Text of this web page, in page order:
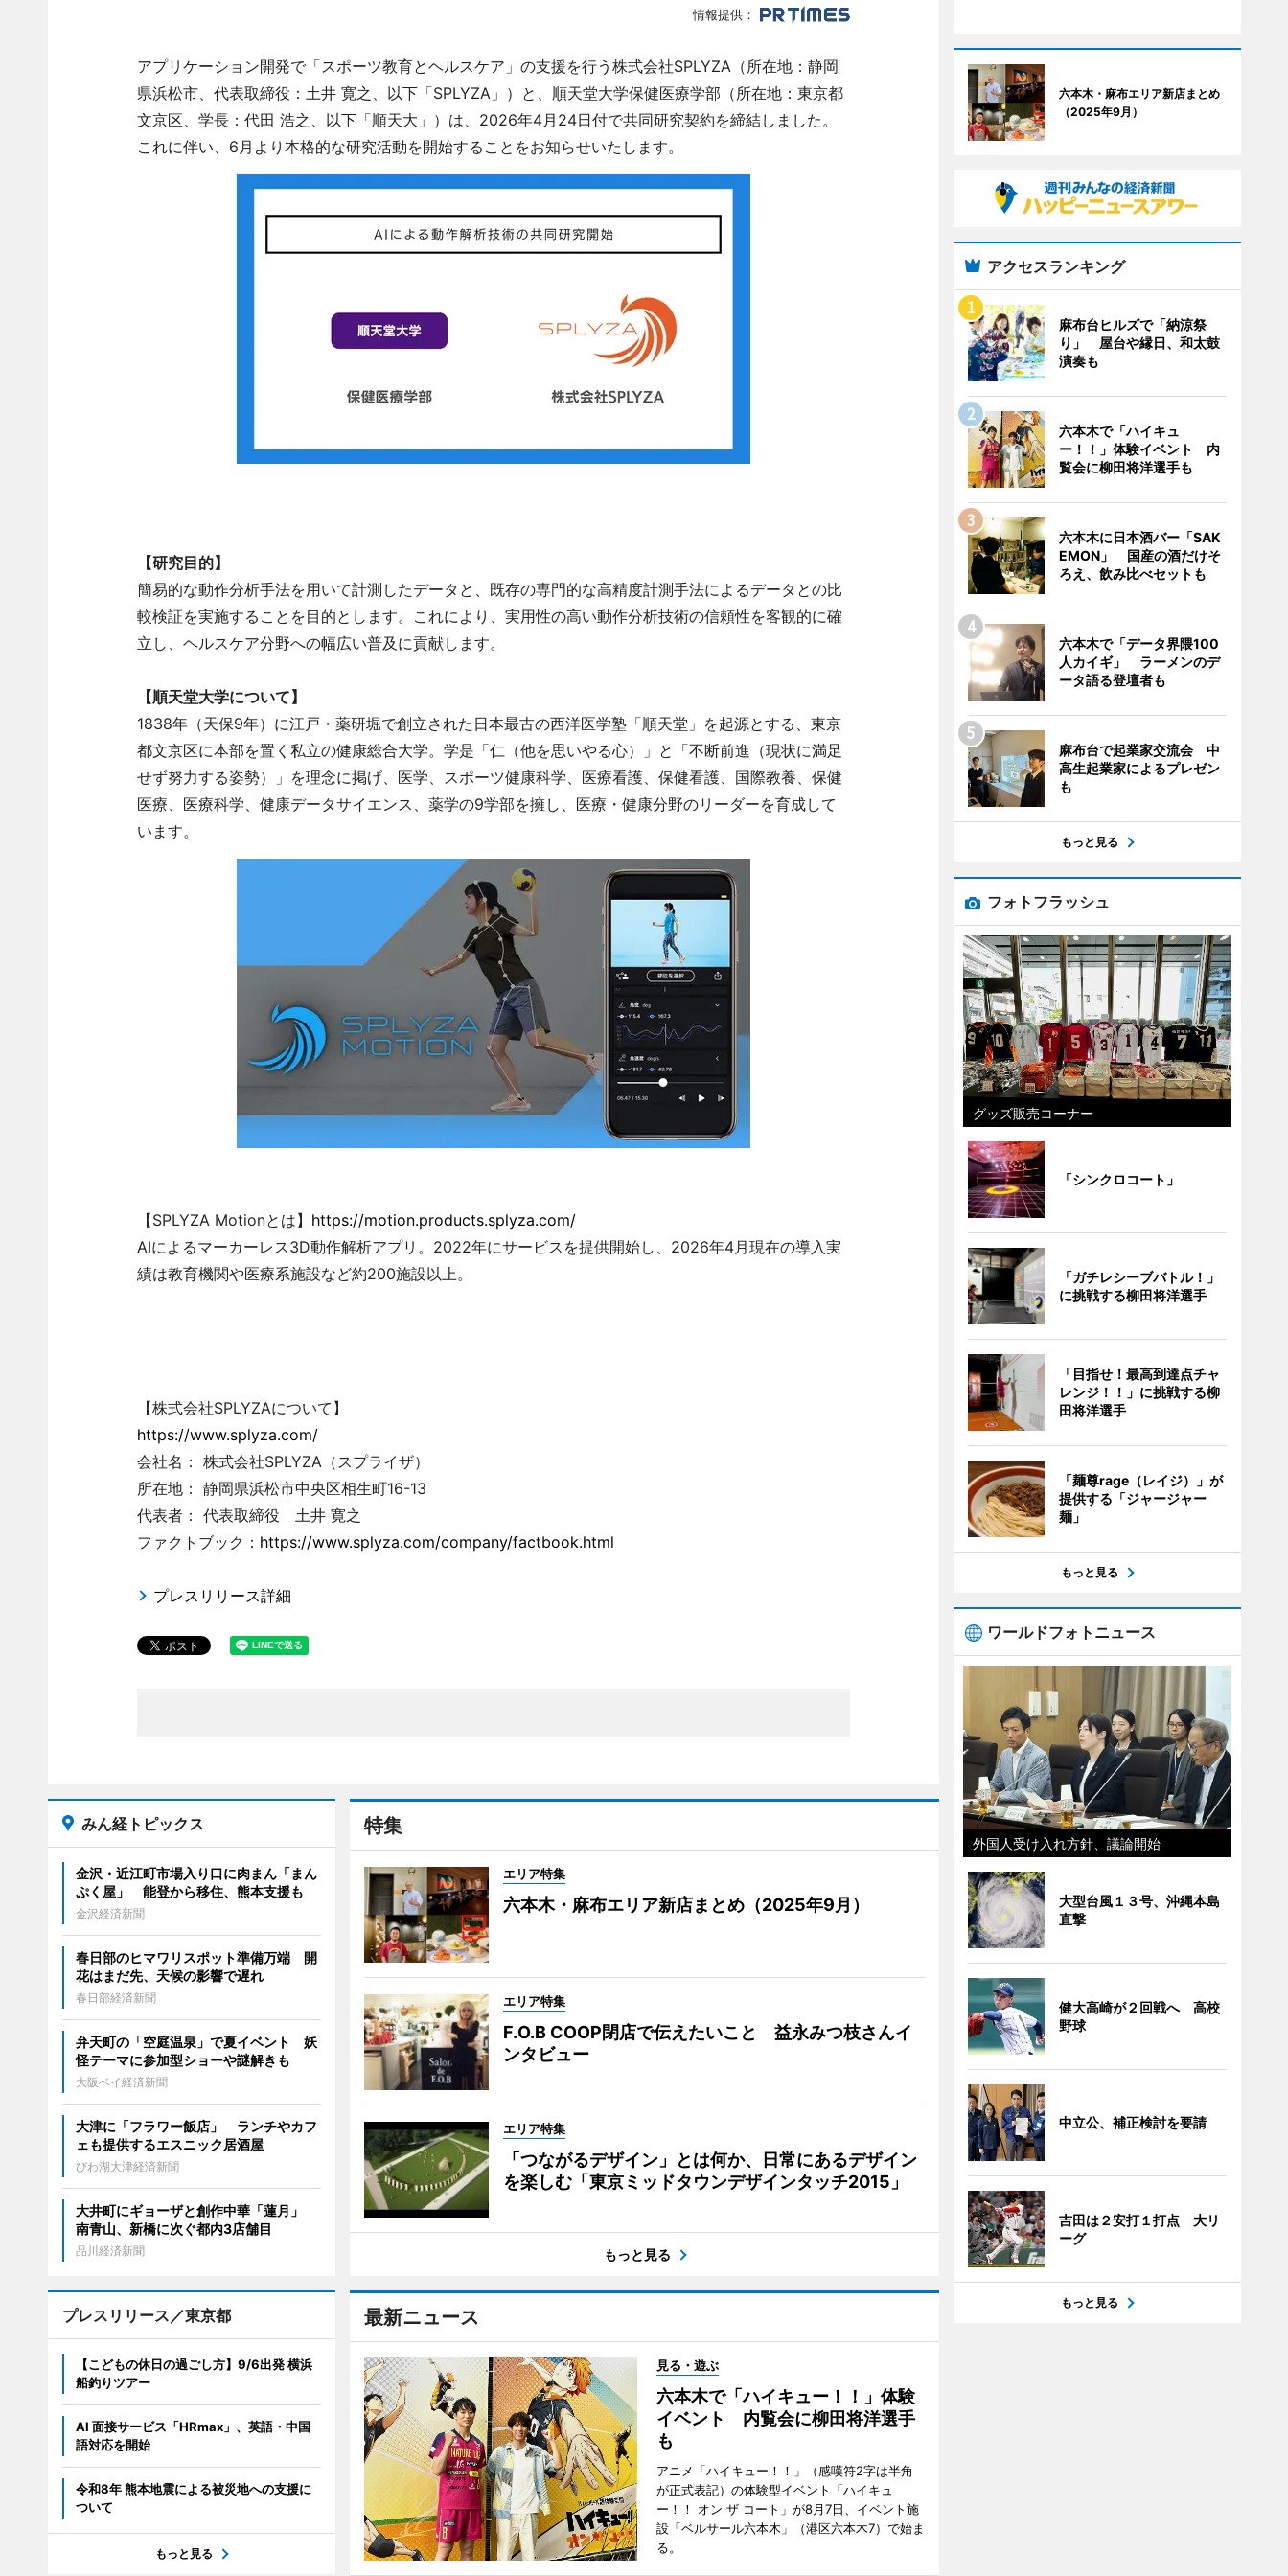
情報提供：
アプリケーション開発で「スポーツ教育とヘルスケア」の支援を行う株式会社SPLYZA（所在地：静岡
県浜松市、代表取締役：土井 寛之、以下「SPLYZA」）と、順天堂大学保健医療学部（所在地：東京都
文京区、学長：代田 浩之、以下「順天大」）は、2026年4月24日付で共同研究契約を締結しました。
これに伴い、6月より本格的な研究活動を開始することをお知らせいたします。
【研究目的】
簡易的な動作分析手法を用いて計測したデータと、既存の専門的な高精度計測手法によるデータとの比
較検証を実施することを目的とします。これにより、実用性の高い動作分析技術の信頼性を客観的に確
立し、ヘルスケア分野への幅広い普及に貢献します。
【順天堂大学について】
1838年（天保9年）に江戸・薬研堀で創立された日本最古の西洋医学塾「順天堂」を起源とする、東京
都文京区に本部を置く私立の健康総合大学。学是「仁（他を思いやる心）」と「不断前進（現状に満足
せず努力する姿勢）」を理念に掲げ、医学、スポーツ健康科学、医療看護、保健看護、国際教養、保健
医療、医療科学、健康データサイエンス、薬学の9学部を擁し、医療・健康分野のリーダーを育成して
います。
【SPLYZA Motionとは】 https://motion.products.splyza.com/
AIによるマーカーレス3D動作解析アプリ。2022年にサービスを提供開始し、2026年4月現在の導入実
績は教育機関や医療系施設など約200施設以上。
【株式会社SPLYZAについて】
https://www.splyza.com/
会社名： 株式会社SPLYZA（スプライザ）
所在地： 静岡県浜松市中央区相生町16-13
代表者： 代表取締役 土井 寛之
ファクトブック： https://www.splyza.com/company/factbook.html
プレスリリース詳細
特集
エリア特集
六本木・麻布エリア新店まとめ（2025年9月）
エリア特集
F.O.B COOP閉店で伝えたいこと 益永みつ枝さんイ
ンタビュー
エリア特集
「つながるデザイン」とは何か、日常にあるデザイン
を楽しむ「東京ミッドタウンデザインタッチ2015」
もっと見る
最新ニュース
見る・遊ぶ
六本木で「ハイキュー！！」体験
イベント 内覧会に柳田将洋選手
も
アニメ「ハイキュー！！」（感嘆符2字は半角
が正式表記）の体験型イベント「ハイキュ
ー！！ オン ザ コート」が8月7日、イベント施
設「ベルサール六本木」（港区六本木7）で始ま
る。
みん経トピックス
金沢・近江町市場入り口に肉まん「まん
ぷく屋」 能登から移住、熊本支援も
金沢経済新聞
春日部のヒマワリスポット準備万端 開
花はまだ先、天候の影響で遅れ
春日部経済新聞
弁天町の「空庭温泉」で夏イベント 妖
怪テーマに参加型ショーや謎解きも
大阪ベイ経済新聞
大津に「フラワー飯店」 ランチやカフ
ェも提供するエスニック居酒屋
びわ湖大津経済新聞
大井町にギョーザと創作中華「蓮月」
南青山、新橋に次ぐ都内3店舗目
品川経済新聞
プレスリリース／東京都
【こどもの休日の過ごし方】9/6出発 横浜
船釣りツアー
AI 面接サービス「HRmax」、英語・中国
語対応を開始
令和8年 熊本地震による被災地への支援に
ついて
もっと見る
六本木・麻布エリア新店まとめ
（2025年9月）
アクセスランキング
麻布台ヒルズで「納涼祭
り」 屋台や縁日、和太鼓
演奏も
六本木で「ハイキュ
ー！！」体験イベント 内
覧会に柳田将洋選手も
六本木に日本酒バー「SAK
EMON」 国産の酒だけそ
ろえ、飲み比べセットも
六本木で「データ界隈100
人カイギ」 ラーメンのデ
ータ語る登壇者も
麻布台で起業家交流会 中
高生起業家によるプレゼン
も
もっと見る
フォトフラッシュ
グッズ販売コーナー
「シンクロコート」
「ガチレシーブバトル！」
に挑戦する柳田将洋選手
「目指せ！最高到達点チャ
レンジ！！」に挑戦する柳
田将洋選手
「麺尊rage（レイジ）」が
提供する「ジャージャー
麺」
もっと見る
ワールドフォトニュース
外国人受け入れ方針、議論開始
大型台風１３号、沖縄本島
直撃
健大高崎が２回戦へ 高校
野球
中立公、補正検討を要請
吉田は２安打１打点 大リ
ーグ
もっと見る